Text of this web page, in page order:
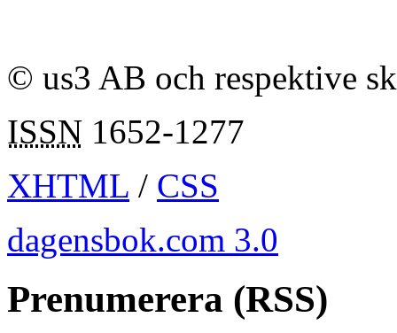
© us3 AB och respektive
ISSN 1652-1277
XHTML / CSS
dagensbok.com 3.0
Prenumerera (RSS)